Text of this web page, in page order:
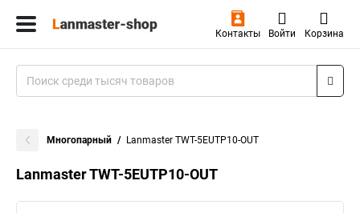
Контакты Войти Корзина
Многопарный Lanmaster TWT-5EUTP10-OUT
Lanmaster TWT-5EUTP10-OUT